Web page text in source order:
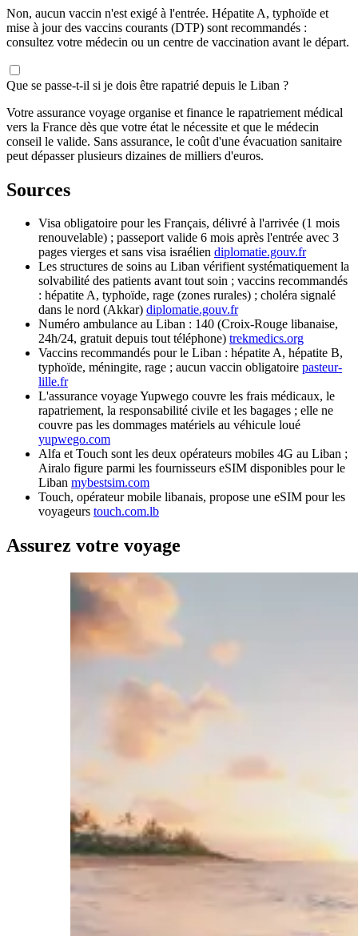
Non, aucun vaccin n'est exigé à l'entrée. Hépatite A, typhoïde et
mise à jour des vaccins courants (DTP) sont recommandés :
consultez votre médecin ou un centre de vaccination avant le départ.
Que se passe-t-il si je dois être rapatrié depuis le Liban ?
Votre assurance voyage organise et finance le rapatriement médical
vers la France dès que votre état le nécessite et que le médecin
conseil le valide. Sans assurance, le coût d'une évacuation sanitaire
peut dépasser plusieurs dizaines de milliers d'euros.
Sources
Visa obligatoire pour les Français, délivré à l'arrivée (1 mois
renouvelable) ; passeport valide 6 mois après l'entrée avec 3
pages vierges et sans visa israélien diplomatie.gouv.fr
Les structures de soins au Liban vérifient systématiquement la
solvabilité des patients avant tout soin ; vaccins recommandés
: hépatite A, typhoïde, rage (zones rurales) ; choléra signalé
dans le nord (Akkar) diplomatie.gouv.fr
Numéro ambulance au Liban : 140 (Croix-Rouge libanaise,
24h/24, gratuit depuis tout téléphone) trekmedics.org
Vaccins recommandés pour le Liban : hépatite A, hépatite B,
typhoïde, méningite, rage ; aucun vaccin obligatoire pasteur-
lille.fr
L'assurance voyage Yupwego couvre les frais médicaux, le
rapatriement, la responsabilité civile et les bagages ; elle ne
couvre pas les dommages matériels au véhicule loué
yupwego.com
Alfa et Touch sont les deux opérateurs mobiles 4G au Liban ;
Airalo figure parmi les fournisseurs eSIM disponibles pour le
Liban mybestsim.com
Touch, opérateur mobile libanais, propose une eSIM pour les
voyageurs touch.com.lb
Assurez votre voyage